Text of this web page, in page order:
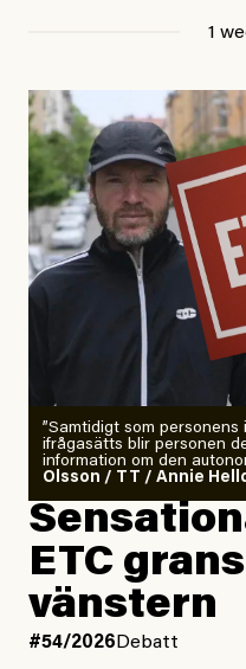
1
”Samtidigt som
ifrågasätts blir personen
information om den
Olsson / TT / Annie
ETC
vänstern
#54/2026 Debatt